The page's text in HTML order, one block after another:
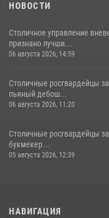
НОВОСТИ
Столичное управление
признано лучши...
06 августа 2026, 14:59
Столичные росгвардейцы
пьяный дебош...
06 августа 2026, 11:20
Столичные росгвардейцы
букмекер...
05 августа 2026, 12:39
НАВИГАЦИЯ